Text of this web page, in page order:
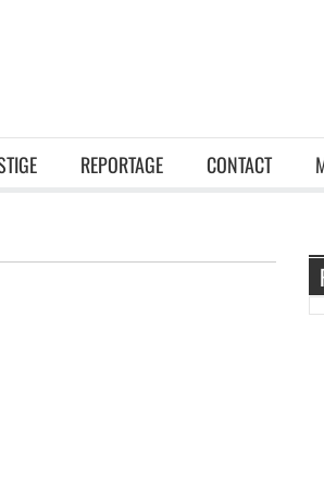
REPORTAGE CONTACT